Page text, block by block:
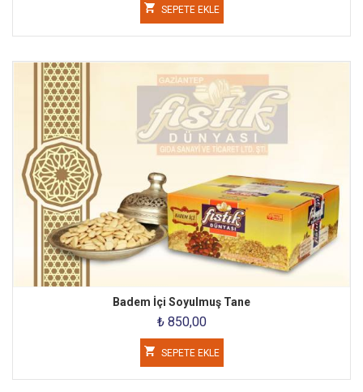
SEPETE EKLE
Badem İçi Soyulmuş Tane
₺ 850,00
SEPETE EKLE